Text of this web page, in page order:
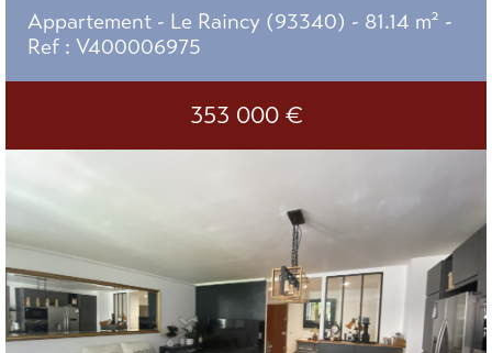
Appartement - Le Raincy (93340) - 81.14 m² -
Ref : V400006975
353 000 €